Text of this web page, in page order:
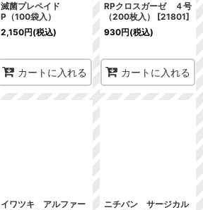
滅菌プレペイド
P（100袋入）
2,150円(税込)
カートに入れる
RPクロスガーゼ ４号
（200枚入）
[21801]
930円(税込)
カートに入れる
イワツキ アルファー
ニチバン サージカル